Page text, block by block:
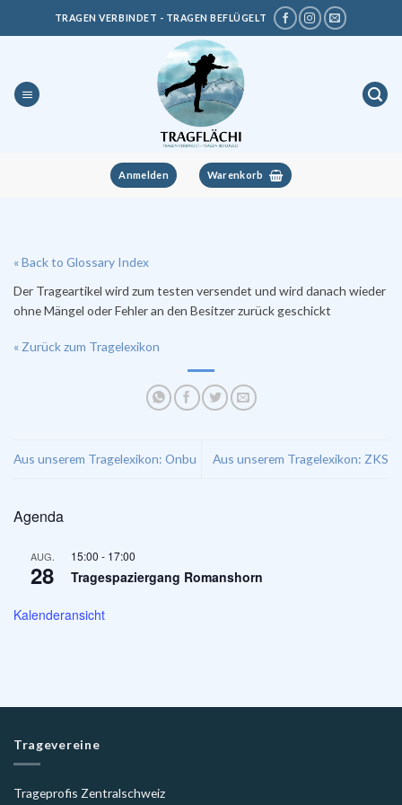
TRAGEN VERBINDET - TRAGEN BEFLÜGELT
Anmelden Warenkorb
« Back to Glossary Index
Der Trageartikel wird zum testen versendet und wird danach wieder
ohne Mängel oder Fehler an den Besitzer zurück geschickt
« Zurück zum Tragelexikon
Aus unserem Tragelexikon: Onbu Aus unserem Tragelexikon: ZKS
Agenda
AUG.
28
15:00 - 17:00
Tragespaziergang Romanshorn
Kalenderansicht
Tragevereine
Trageprofis Zentralschweiz